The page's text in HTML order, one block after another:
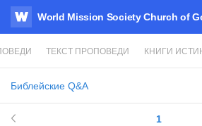
WATV
World Mission Society Church of
ТЕКСТ ПРОПОВЕДИ КНИГИ
Библейские Q&A
1